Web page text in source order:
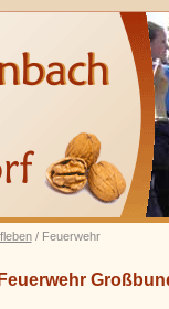
/ Feuerwehr